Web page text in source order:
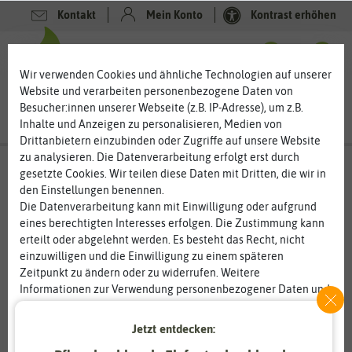
Kontakt Mein Konto Kontrast erhöhen
Wir verwenden Cookies und ähnliche Technologien auf unserer
Website und verarbeiten personenbezogene Daten von
Besucher:innen unserer Webseite (z.B. IP-Adresse), um z.B.
Inhalte und Anzeigen zu personalisieren, Medien von
Drittanbietern einzubinden oder Zugriffe auf unsere Website
zu analysieren. Die Datenverarbeitung erfolgt erst durch
gesetzte Cookies. Wir teilen diese Daten mit Dritten, die wir in
den Einstellungen benennen.
Die Datenverarbeitung kann mit Einwilligung oder aufgrund
eines berechtigten Interesses erfolgen. Die Zustimmung kann
erteilt oder abgelehnt werden. Es besteht das Recht, nicht
einzuwilligen und die Einwilligung zu einem späteren
Zeitpunkt zu ändern oder zu widerrufen. Weitere
Informationen zur Verwendung personenbezogener Daten und
Jetzt entdecken: